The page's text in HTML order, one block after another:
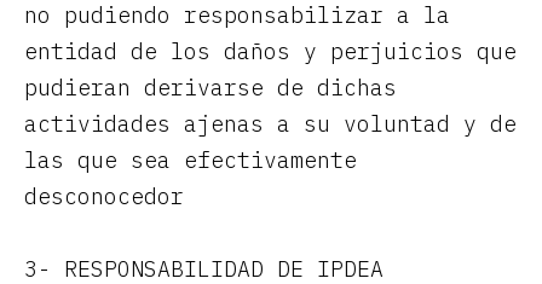
no pudiendo responsabilizar a la
entidad de los daños y perjuicios que
pudieran derivarse de dichas
actividades ajenas a su voluntad y de
las que sea efectivamente
desconocedor
3- RESPONSABILIDAD DE IPDEA